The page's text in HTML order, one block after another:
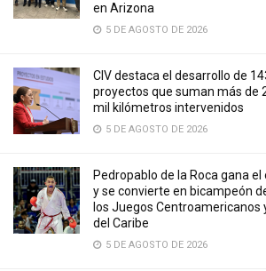
en Arizona
5 DE AGOSTO DE 2026
CIV destaca el desarrollo de
proyectos que suman más de
mil kilómetros intervenidos
5 DE AGOSTO DE 2026
Pedropablo de la Roca gana el
y se convierte en bicampeón
los Juegos Centroamericanos
del Caribe
5 DE AGOSTO DE 2026